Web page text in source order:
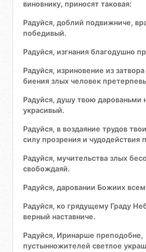
виновнику, приносят таковая:
Радуйся, доблий подвижниче,
победивый.
Радуйся, изгнания благодушно
Радуйся, изриновение из
биения злых человек
Радуйся, душу твою дарованьми
украсивый.
Радуйся, в воздаяние трудов
силу прозрения и чудодействия
Радуйся, мучительства злых
свобождаяй.
Радуйся, даровании Божиих
Радуйся, ко грядущему Граду
верный наставниче.
Радуйся, Иринарше преподобне,
пустынножителей светлое